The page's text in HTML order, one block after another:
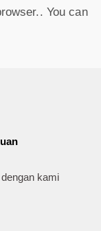
You can
kami